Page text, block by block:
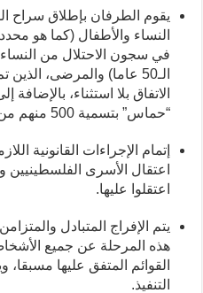
يقوم الطرفان بإطلاق سراح
النساء والأطفال (كما هو
في سجون الاحتلال من
الـ50 عاما) والمرضى،
“حماس” بتسمية 500 منهم من المؤبدات والأحكام العالية.
إتمام الإجراءات القانونية
اعتقال الأسرى
اعتقلوا عليها.
يتم الإفراج المتبادل
هذه المرحلة عن جميع
القوائم المتفق عليها مسبقا،
التنفيذ.